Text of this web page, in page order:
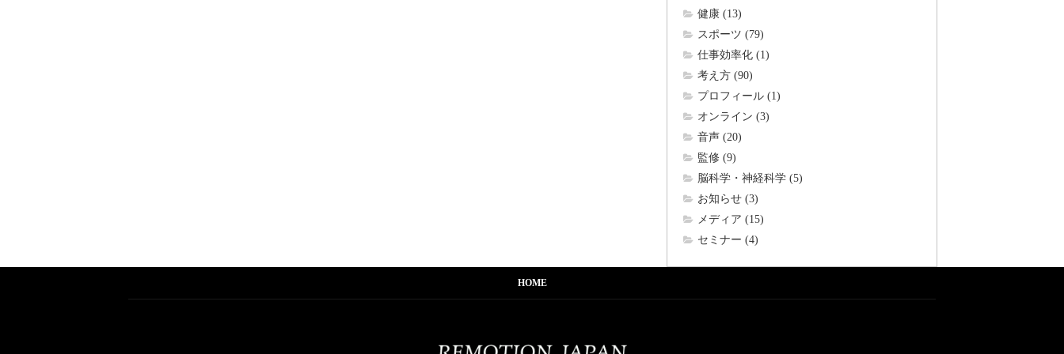
健康 (13)
スポーツ (79)
仕事効率化 (1)
考え方 (90)
プロフィール (1)
オンライン (3)
音声 (20)
監修 (9)
脳科学・神経科学 (5)
お知らせ (3)
メディア (15)
セミナー (4)
HOME